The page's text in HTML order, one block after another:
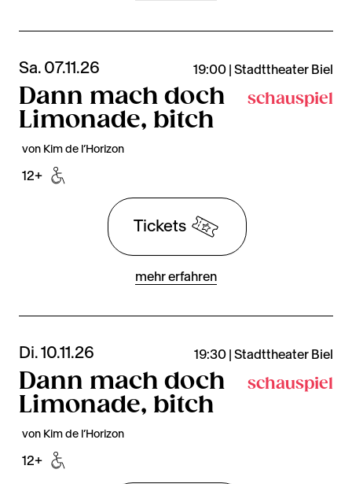
Sa. 07.11.26 19:00 | Stadttheater Biel
Dann mach doch
Limonade, bitch
schauspiel
von Kim de l’Horizon
12+
Tickets
mehr erfahren
Di. 10.11.26 19:30 | Stadttheater Biel
Dann mach doch
Limonade, bitch
schauspiel
von Kim de l’Horizon
12+